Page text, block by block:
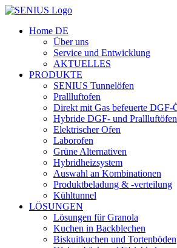
Skip
contentHome DE
Über uns
Service und Entwicklung
AKTUELLES
PRODUKTE
SENIUS Tunnelöfen
Prallluftofen
Direkt mit Gas befeuerte DGF-
Hybride DGF- und Prallluftöfen
Elektrischer Ofen
Laborofen
Grüne Alternativen
Hybridheizsystem
Auswahl an Kombinationen
Produktbeladung & -verteilung
Kühltunnel
LÖSUNGEN
Lösungen für Granola
Kuchen in Backblechen
Biskuitkuchen und Tortenböden